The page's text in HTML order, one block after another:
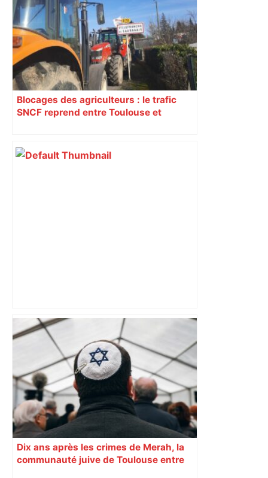
Blocages des agriculteurs : le trafic
SNCF reprend entre Toulouse et
Un carton rouge rapide, des blessés : la
sale soirée de Toulouse contre Lens –
Dix ans après les crimes de Merah, la
communauté juive de Toulouse entre